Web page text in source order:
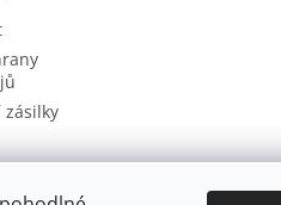
zásilky